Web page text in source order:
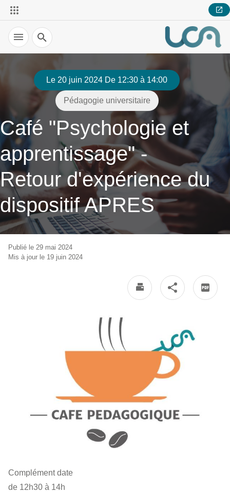
Recherche
Le 20 juin 2024 De 12:30 à 14:00
Pédagogie universitaire
Café "Psychologie et
apprentissage" -
Retour d'expérience du
dispositif APRES
Publié le 29 mai 2024
Mis à jour le 19 juin 2024
Complément date
de 12h30 à 14h